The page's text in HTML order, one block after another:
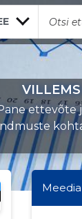
ettevõte
Meedia